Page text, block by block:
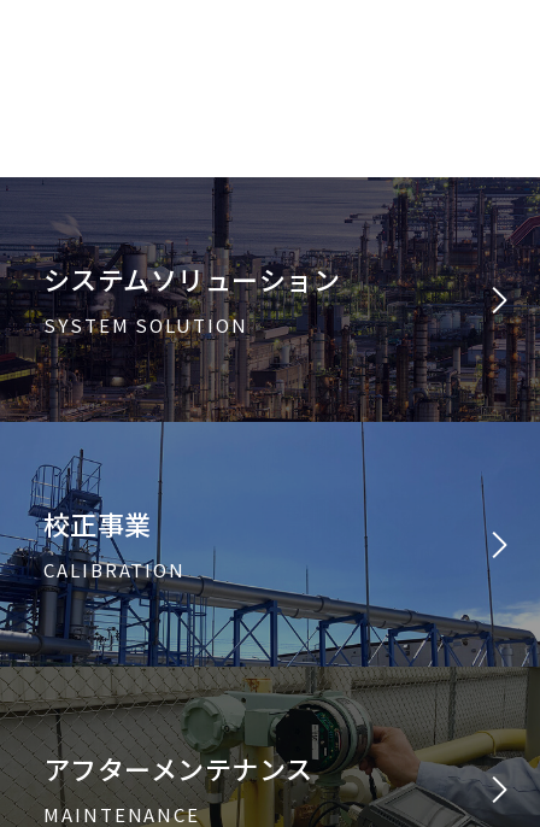
システムソリューション
SYSTEM SOLUTION
校正事業
CALIBRATION
アフターメンテナンス
MAINTENANCE